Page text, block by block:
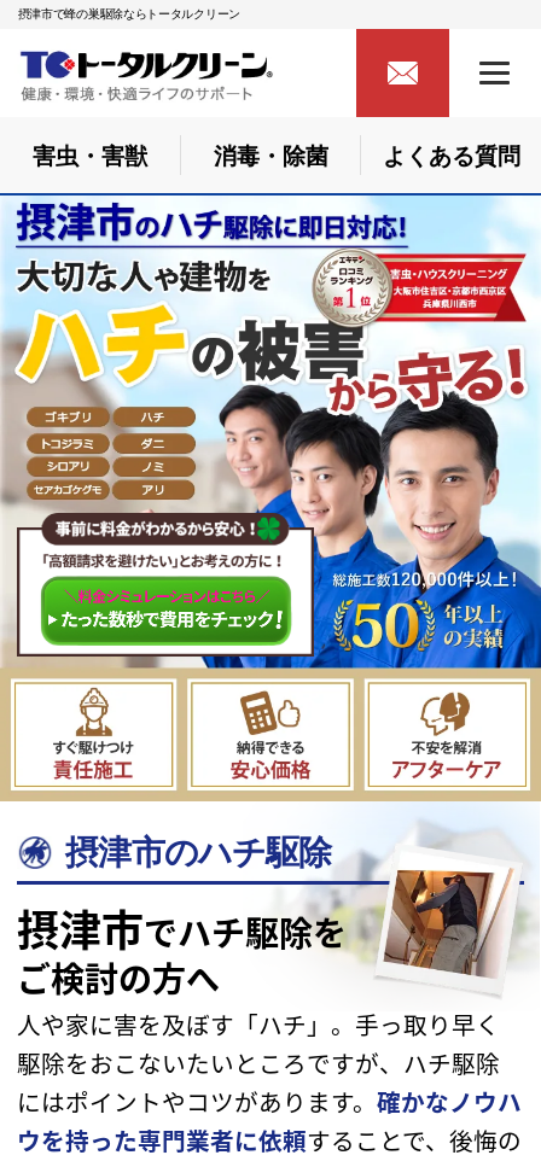
摂津市で蜂の巣駆除ならトータルクリーン
害虫・害獣 消毒・除菌 よくある質問
摂津市のハチ駆除
摂津市でハチ駆除を
ご検討の方へ
人や家に害を及ぼす「ハチ」。手っ取り早く
駆除をおこないたい ところですが、ハチ駆除
にはポイントやコツがあります。確かなノウハ
ウを持った専門業者に依頼することで、後悔の